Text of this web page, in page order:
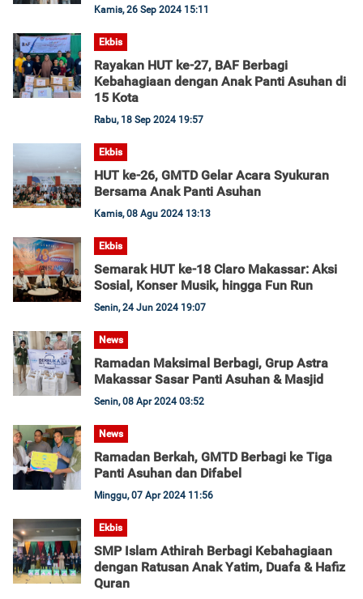
Kamis, 26 Sep 2024 15:11
Ekbis
Rayakan HUT ke-27, BAF Berbagi
Kebahagiaan dengan Anak Panti Asuhan di
15 Kota
Rabu, 18 Sep 2024 19:57
Ekbis
HUT ke-26, GMTD Gelar Acara Syukuran
Bersama Anak Panti Asuhan
Kamis, 08 Agu 2024 13:13
Ekbis
Semarak HUT ke-18 Claro Makassar: Aksi
Sosial, Konser Musik, hingga Fun Run
Senin, 24 Jun 2024 19:07
News
Ramadan Maksimal Berbagi, Grup Astra
Makassar Sasar Panti Asuhan & Masjid
Senin, 08 Apr 2024 03:52
News
Ramadan Berkah, GMTD Berbagi ke Tiga
Panti Asuhan dan Difabel
Minggu, 07 Apr 2024 11:56
Ekbis
SMP Islam Athirah Berbagi Kebahagiaan
dengan Ratusan Anak Yatim, Duafa & Hafiz
Quran